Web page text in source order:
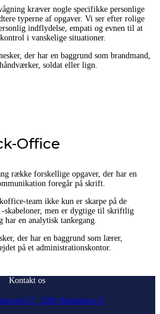
kræver nogle specifikke personlige
typerne af opgaver. Vi ser efter rolige
indflydelse, empati og evnen til at
i vanskelige situationer.
der har en baggrund som brandmand,
soldat eller lign.
Office
række forskellige opgaver, der har en
foregår på skrift.
team ikke kun er skarpe på de
skabeloner, men er dygtige til skriftlig
en analytisk tankegang.
der har en baggrund som lærer,
på et administrationskontor.
Kontakt os
67, 2300 København S